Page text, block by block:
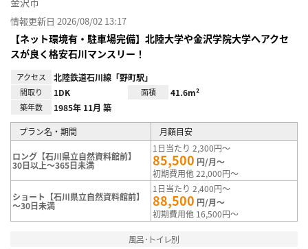
情報更新日 2026/08/02 13:17
【ネット環境有・駐車場完備】北陸大学や金沢学院大学へアクセ
スが良く格安石川マンスリー！
アクセス 北陸鉄道石川線「野町駅」
間取り 1DK 面積 41.6m²
築年数 1985年 11月 築
プラン名・期間 月額目安
ロング【石川県立自然資料館前】
30日以上～365日未満
1日当たり 2,300円～
85,500 円/月～
初期費用他 22,000円～
ショート【石川県立自然資料館前】
～30日未満
1日当たり 2,400円～
88,500 円/月～
初期費用他 16,500円～
風呂･トイレ別